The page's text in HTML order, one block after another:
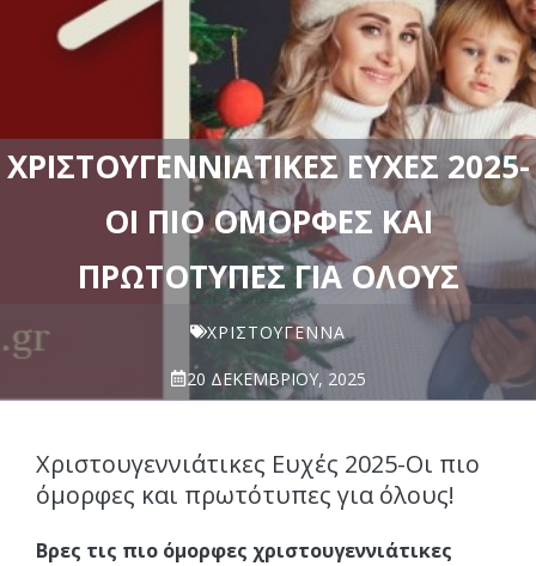
ΧΡΙΣΤΟΥΓΕΝΝΙΆΤΙΚΕΣ ΕΥΧΈΣ 2025-
ΟΙ ΠΙΟ ΌΜΟΡΦΕΣ ΚΑΙ
ΠΡΩΤΌΤΥΠΕΣ ΓΙΑ ΌΛΟΥΣ
ΧΡΙΣΤΟΥΓΕΝΝΑ
20 ΔΕΚΕΜΒΡΊΟΥ, 2025
Χριστουγεννιάτικες Ευχές 2025-Οι πιο
όμορφες και πρωτότυπες για όλους!
Βρες τις πιο όμορφες χριστουγεννιάτικες